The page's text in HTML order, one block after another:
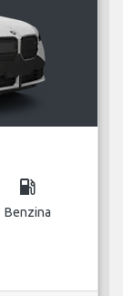
local_gas_station
Benzina